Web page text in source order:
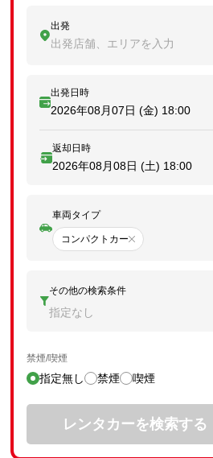
出発
出発店舗、エリアを入力
出発日時
2026年08月07日 (金) 18:00
返却日時
2026年08月08日 (土) 18:00
車両タイプ
コンパクトカー
その他の検索条件
指定なし
禁煙/喫煙
指定無し 禁煙 喫煙
レンタカーを検索する